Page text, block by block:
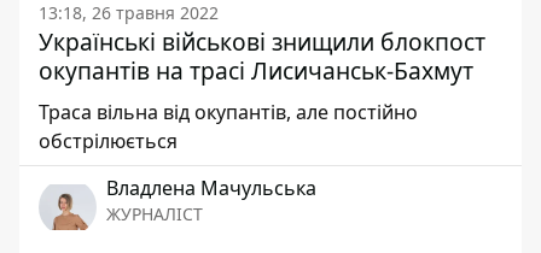
13:18, 26 травня 2022
Українські військові знищили блокпост
окупантів на трасі Лисичанськ-Бахмут
Траса вільна від окупантів, але постійно
обстрілюється
Владлена Мачульська
ЖУРНАЛІСТ